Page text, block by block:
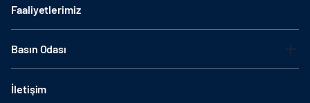
Faaliyetlerimiz
Basın Odası
İletişim